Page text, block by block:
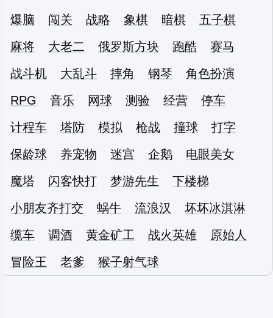
爆脑
闯关 战略 象棋 暗棋
五子棋
麻将
大老二 俄罗斯方块 跑酷
赛马
战斗机
大乱斗 摔角 钢琴
角色扮演
RPG
音乐 网球 测验 经营
停车
计程车
塔防 模拟 枪战 撞球
打字
保龄球
养宠物 迷宫 企鹅
电眼美女
魔塔
闪客快打 梦游先生
下楼梯
小朋友齐打交
蜗牛 流浪汉
坏坏冰淇淋
缆车
调酒 黄金矿工 战火英雄
原始人
冒险王
老爹 猴子射气球